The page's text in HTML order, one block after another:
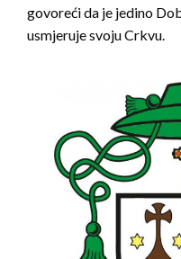
govoreći da je jedino
usmjeruje svoju Crkvu.